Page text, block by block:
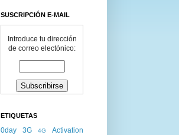
SUSCRIPCIÓN E-MAIL
Introduce tu dirección
de correo electónico:
ETIQUETAS
0day 3G 4G
Activation